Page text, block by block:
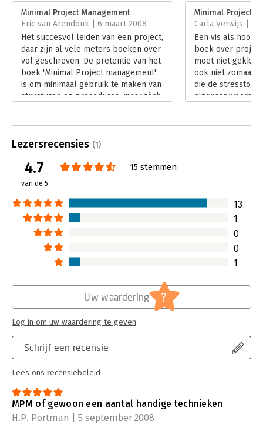
van de beheersingsillusie.
Dit boek paart een minimale theorie aan een maximale
beleving. Lees de verhalen over de introductie van de
MiniMood-visjes in Nederland en maak op een vermakelijke
manier kennis met de do's en don'ts van Minimal Project
Management.
Druk:
Verschijningsdatum:
20-12-2007
Hoofdrubriek: Projectmanagement
Minimal Project Management
Eric van Arendonk | 6 maart 2008
Het succesvol leiden van een project,
daar zijn al vele meters boeken over
vol geschreven. De pretentie van het
boek 'Minimal Project management'
is om minimaal gebruik te maken van
structuren en procedures, maar tóch
aandraagt, geeft voldoende
waar te maken.
Lees verder
Minimal Project
Carla Verwijs |
Een vis als
boek over
moet niet gekker
ook niet zomaar
die de
eigenaar
als eerste het
Nederland te
Lees verder
Lezersrecensies (1)
4.7
van de 5
15 stemmen
13
1
0
0
1
Schrijf een recensie
Lees ons recensiebeleid
Uw waardering ?
Log in om uw waardering te geven
MPM of gewoon een aantal handige technieken
H.P. Portman | 5 september 2008